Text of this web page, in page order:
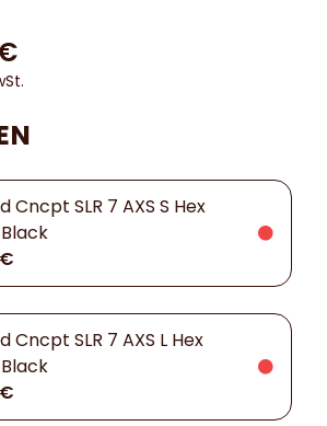
Cncpt SLR 7 AXS S Hex
Cncpt SLR 7 AXS L Hex